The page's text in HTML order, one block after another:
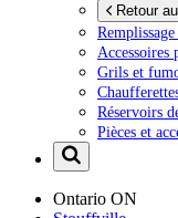
Retour
Grils et
Réservoirs
Pièces et
Ontario ON